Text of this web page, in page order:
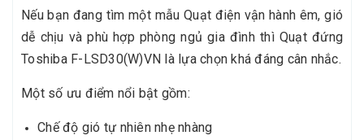
Nếu bạn đang tìm một mẫu Quạt điện vận hành êm, gió
dễ chịu và phù hợp phòng ngủ gia đình thì Quạt đứng
Toshiba F-LSD30(W)VN là lựa chọn khá đáng cân nhắc.
Một số ưu điểm nổi bật gồm:
Chế độ gió tự nhiên nhẹ nhàng